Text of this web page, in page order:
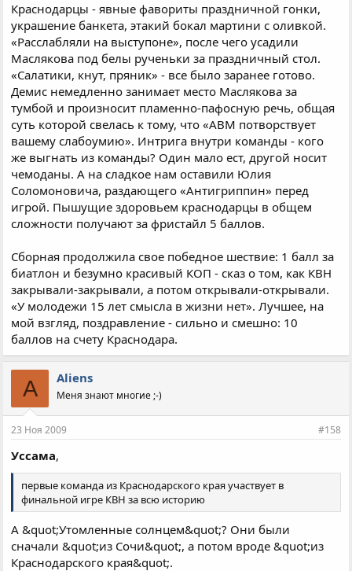
Краснодарцы - явные фавориты праздничной гонки,
украшение банкета, этакий бокал мартини с оливкой.
«Расслабляли на выступоне», после чего усадили
Маслякова под белы рученьки за праздничный стол.
«Салатики, кнут, пряник» - все было заранее готово.
Демис немедленно занимает место Маслякова за
тумбой и произносит пламенно-пафосную речь, общая
суть которой свелась к тому, что «АВМ потворствует
вашему слабоумию». Интрига внутри команды - кого
же выгнать из команды? Один мало ест, другой носит
чемоданы. А на сладкое нам оставили Юлия
Соломоновича, раздающего «Антигриппин» перед
игрой. Пышущие здоровьем краснодарцы в общем
сложности получают за фристайл 5 баллов.
Сборная продолжила свое победное шествие: 1 балл за
биатлон и безумно красивый КОП - сказ о том, как КВН
закрывали-закрывали, а потом открывали-открывали.
«У молодежи 15 лет смысла в жизни нет». Лучшее, на
мой взгляд, поздравление - сильно и смешно: 10
баллов на счету Краснодара.
A Aliens
Меня знают многие ;-)
23 Ноя 2009 #158
Уссама,
первые команда из Краснодарского края участвует в
финальной игре КВН за всю историю
А &quot;Утомленные солнцем&quot;? Они были
сначали &quot;из Сочи&quot;, а потом вроде &quot;из
Краснодарского края&quot;.